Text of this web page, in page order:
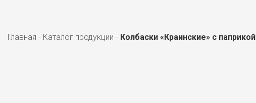
Главная - Каталог продукции - Колбаски «Краинские» с паприкой